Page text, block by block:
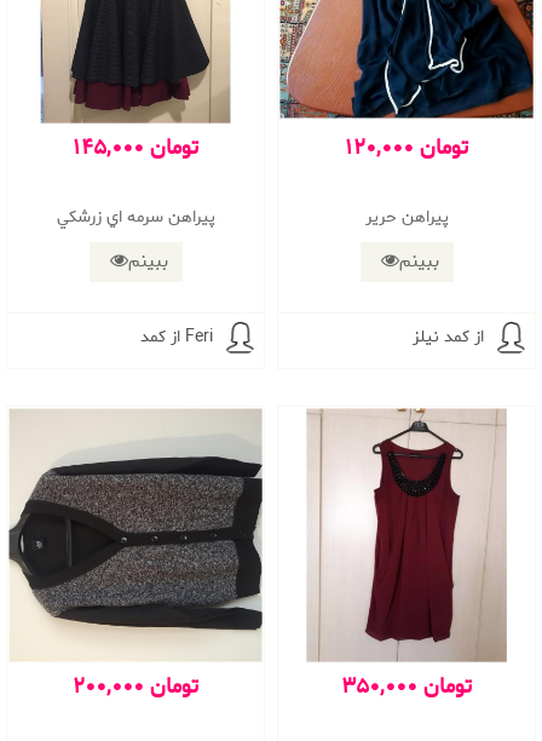
120,000 تومان
پیراهن حریر
ببینم
از کمد نیلز
145,000 تومان
پيراهن سرمه اي زرشكي
ببینم
از کمد Feri
350,000 تومان 200,000 تومان